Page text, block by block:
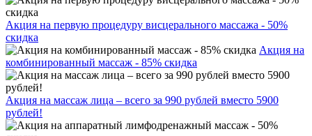
Акция на первую процедуру висцерального массажа - 50%
скидка
Акция на
комбинированный массаж - 85% скидка
Акция на массаж лица – всего за 990 рублей вместо 5900
рублей!